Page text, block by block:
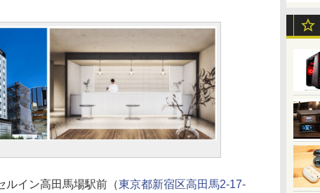
イン高田馬場駅前（東京都新宿区高田馬2-17-